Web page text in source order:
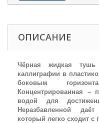
ОПИСАНИЕ
Чёрная жидкая
каллиграфии в
боковым
Концентрированная –
водой для
Неразбавленной
который легко сходит с